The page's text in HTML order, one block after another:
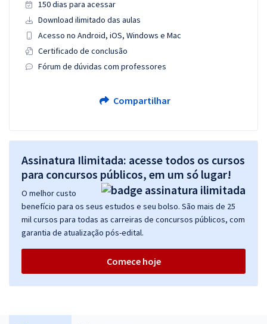
150 dias para acessar
Download ilimitado das aulas
Acesso no Android, iOS, Windows e Mac
Certificado de conclusão
Fórum de dúvidas com professores
Compartilhar
Assinatura Ilimitada: acesse todos os cursos
para concursos públicos, em um só lugar!
O melhor custo
benefício para os seus estudos e seu bolso. São mais de 25
mil cursos para todas as carreiras de concursos públicos, com
garantia de atualização pós-edital.
Comece hoje